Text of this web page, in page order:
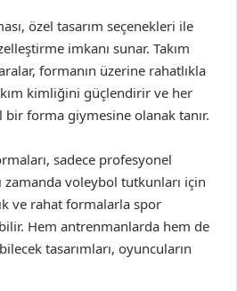
özel tasarım seçenekleri ile
imkanı sunar. Takım
formanın üzerine rahatlıkla
kimliğini güçlendirir ve her
forma giymesine olanak tanır.
sadece profesyonel
voleybol tutkunları için
ve rahat formalarla spor
Hem antrenmanlarda hem de
tasarımları, oyuncuların